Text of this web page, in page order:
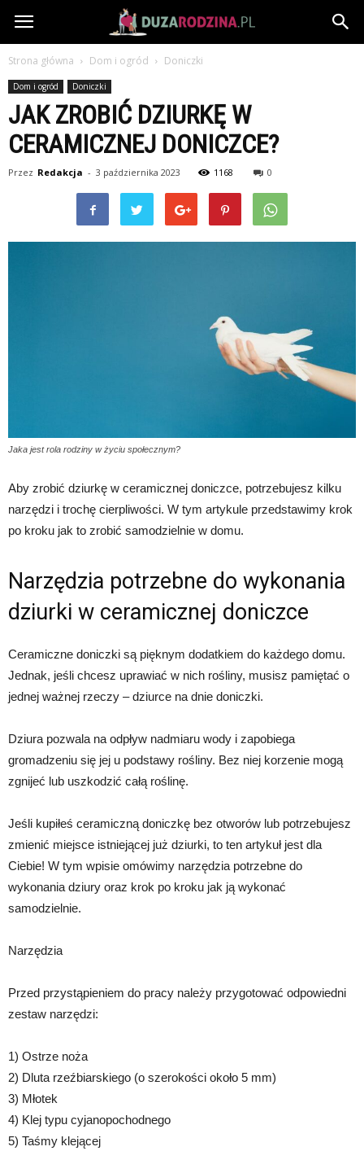
DuzaRodzina.pl
Strona główna Dom i ogród Doniczki
Dom i ogród Doniczki
JAK ZROBIĆ DZIURKĘ W
CERAMICZNEJ DONICZCE?
Przez Redakcja - 3 października 2023 1168 0
Jaka jest rola rodziny w życiu społecznym?
Aby zrobić dziurkę w ceramicznej doniczce, potrzebujesz kilku
narzędzi i trochę cierpliwości. W tym artykule przedstawimy krok
po kroku jak to zrobić samodzielnie w domu.
Narzędzia potrzebne do wykonania
dziurki w ceramicznej doniczce
Ceramiczne doniczki są pięknym dodatkiem do każdego domu.
Jednak, jeśli chcesz uprawiać w nich rośliny, musisz pamiętać o
jednej ważnej rzeczy – dziurce na dnie doniczki.
Dziura pozwala na odpływ nadmiaru wody i zapobiega
gromadzeniu się jej u podstawy rośliny. Bez niej korzenie mogą
zgnijeć lub uszkodzić całą roślinę.
Jeśli kupiłeś ceramiczną doniczkę bez otworów lub potrzebujesz
zmienić miejsce istniejącej już dziurki, to ten artykuł jest dla
Ciebie! W tym wpisie omówimy narzędzia potrzebne do
wykonania dziury oraz krok po kroku jak ją wykonać
samodzielnie.
Narzędzia
Przed przystąpieniem do pracy należy przygotować odpowiedni
zestaw narzędzi:
1) Ostrze noża
2) Dluta rzeźbiarskiego (o szerokości około 5 mm)
3) Młotek
4) Klej typu cyjanopochodnego
5) Taśmy klejącej